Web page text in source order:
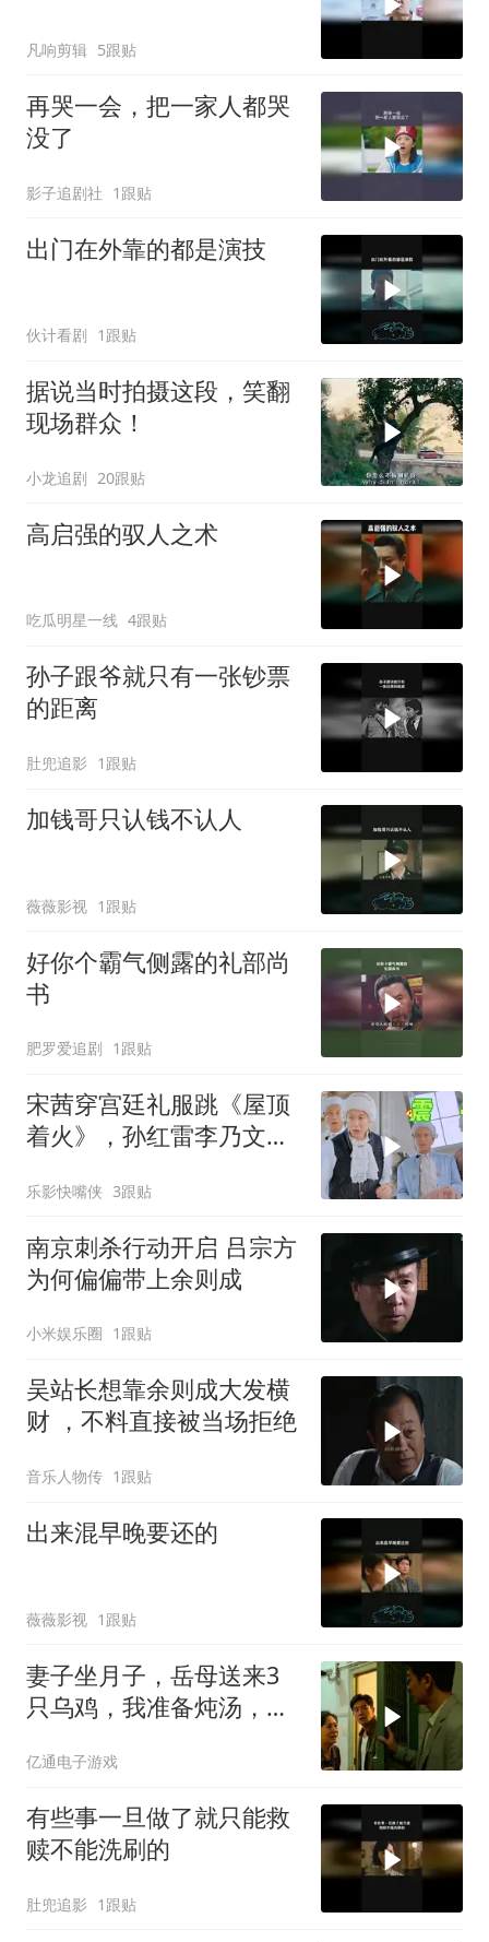
凡响剪辑 5跟贴
再哭一会，把一家人都哭
没了
影子追剧社 1跟贴
出门在外靠的都是演技
伙计看剧 1跟贴
据说当时拍摄这段，笑翻
现场群众！
小龙追剧 20跟贴
高启强的驭人之术
吃瓜明星一线 4跟贴
孙子跟爷就只有一张钞票
的距离
肚兜追影 1跟贴
加钱哥只认钱不认人
薇薇影视 1跟贴
好你个霸气侧露的礼部尚
书
肥罗爱追剧 1跟贴
宋茜穿宫廷礼服跳《屋顶
着火》，孙红雷李乃文当
情包全网疯传！
乐影快嘴侠 3跟贴
南京刺杀行动开启 吕宗方
为何偏偏带上余则成
小米娱乐圈 1跟贴
吴站长想靠余则成大发横
财 ，不料直接被当场拒绝
音乐人物传 1跟贴
出来混早晚要还的
薇薇影视 1跟贴
妻子坐月子，岳母送来3
只乌鸡，我准备炖汤，妻
亿通电子游戏
有些事一旦做了就只能救
赎不能洗刷的
肚兜追影 1跟贴